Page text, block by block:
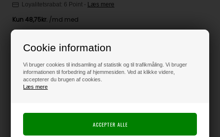
Cookie information
Vi bruger cookies til indsamling af statistik og til trafikmåling. Vi bruger
informationen til forbedring af hjemmesiden. Ved at klikke videre,
accepterer du brugen af cookies.
Læs mere
Loyalitetsrabat: 6 Point - Læs mere
195,00DKK
Klik her for pris inkl. fragt
Varen er på lager